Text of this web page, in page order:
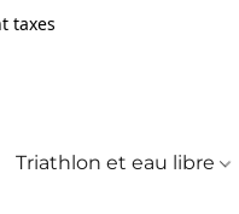
taxes
Triathlon et eau libre